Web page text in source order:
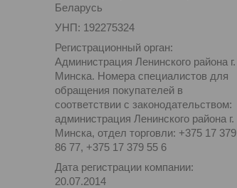
Беларусь
УНП: 192275324
Регистрационный орган:
Администрация Ленинского района г.
Минска. Номера специалистов для
обращения покупателей в
соответствии с законодательством:
администрация Ленинского района г.
Минска, отдел торговли: +375 17 379
86 77, +375 17 379 55 6
Дата регистрации компании:
20.07.2014